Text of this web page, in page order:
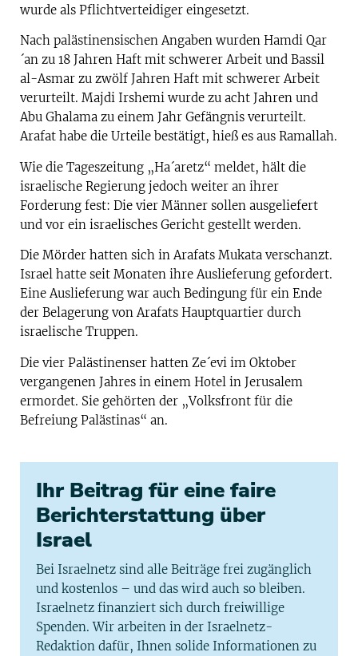
wurde als Pflichtverteidiger eingesetzt.
Nach palästinensischen Angaben wurden Hamdi Qar
´an zu 18 Jahren Haft mit schwerer Arbeit und Bassil
al-Asmar zu zwölf Jahren Haft mit schwerer Arbeit
verurteilt. Majdi Irshemi wurde zu acht Jahren und
Abu Ghalama zu einem Jahr Gefängnis verurteilt.
Arafat habe die Urteile bestätigt, hieß es aus Ramallah.
Wie die Tageszeitung „Ha´aretz“ meldet, hält die
israelische Regierung jedoch weiter an ihrer
Forderung fest: Die vier Männer sollen ausgeliefert
und vor ein israelisches Gericht gestellt werden.
Die Mörder hatten sich in Arafats Mukata verschanzt.
Israel hatte seit Monaten ihre Auslieferung gefordert.
Eine Auslieferung war auch Bedingung für ein Ende
der Belagerung von Arafats Hauptquartier durch
israelische Truppen.
Die vier Palästinenser hatten Ze´evi im Oktober
vergangenen Jahres in einem Hotel in Jerusalem
ermordet. Sie gehörten der „Volksfront für die
Befreiung Palästinas“ an.
Ihr Beitrag für eine faire
Berichterstattung über
Israel
Bei Israelnetz sind alle Beiträge frei zugänglich
und kostenlos – und das wird auch so bleiben.
Israelnetz finanziert sich durch freiwillige
Spenden. Wir arbeiten in der Israelnetz-
Redaktion dafür, Ihnen solide Informationen zu